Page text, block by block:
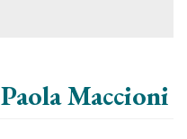
Paola Maccioni